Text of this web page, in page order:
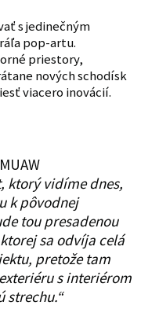
s jedinečným
pop-artu.
priestory,
nových schodísk
viacero inovácií.
ktorý vidíme dnes,
k pôvodnej
tou presadenou
sa odvíja celá
pretože tam
s interiérom
strechu.“